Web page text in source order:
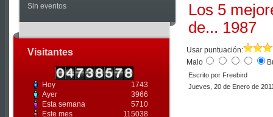
Sin eventos
Visitantes
Hoy
1743
Ayer
3966
Esta semana
5710
Este mes
115038
Los 5
de... 1987
Usar puntuación:
Malo
Escrito por Freebird
Jueves, 20 de Enero de